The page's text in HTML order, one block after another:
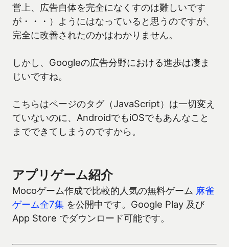
営上、広告自体を完全になくすのは難しいです
が・・・）ようにはなっていると思うのですが、
完全に改善されたのかはわかりません。
しかし、Googleの広告分野における進歩は凄ま
じいですね。
こちらはページのタグ（JavaScript）は一切変え
ていないのに、AndroidでもiOSでもあんなこと
までできてしまうのですから。
アプリゲーム紹介
Mocoゲーム作成で比較的人気の無料ゲーム 麻雀
ゲーム全7集 を公開中です。Google Play 及び
App Store でダウンロード可能です。